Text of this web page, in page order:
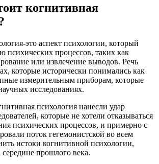
когнитивная
это аспект психологии, который
психических процессов, таких как
или извлечение выводов. Речь
которые исторически понимались как
измерительным приборам, которые
исследованиях.
психология нанесли удар
которые не хотели отказываться
психических процессов, и примерно с
поток гегемонистской во всем
истоки когнитивной психологии,
прошлого века.